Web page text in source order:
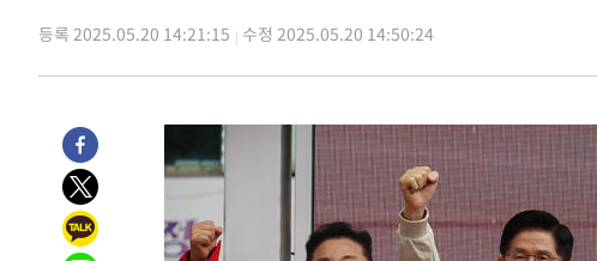
-24216초 전 >이강인, 오늘 서울서 AT마드리드 입단식…'전례 없는 특급대우'
-11098초 전 >'여긴 20도, 저긴 50도'…열화상 카메라로 본 폭염 저감시설 '온도
-4163초 전 >
튀르키예 외무장관, "메카 3국 방위협정은 이란이 목표 아냐 " 밝혀
-1371초 전 >
이군이 불법 군시설 건설한 레바논 남부에서 레바논군 3명 폭발로 부
25분 전 >
[속보]美중부 사령관, 이스라엘 긴급방문 다중화된 전선 상황 논의
57분 전 >
美 국방부, 켄달 전 공군장관 보안허가 취소…“에어포스원 기밀정보, 언
등록 2025.05.20 14:21:15 수정 2025.05.20 14:50:24